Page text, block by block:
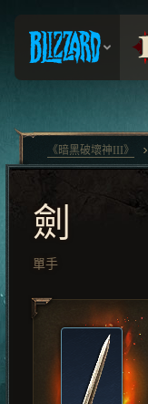
劍
單手
《暗黑破壞神III》